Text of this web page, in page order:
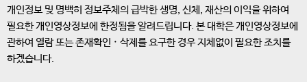
개인정보 및 명백히 정보주체의 급박한 생명, 신체, 재산의 이익을 위하여
필요한 개인영상정보에 한정됨을 알려드립니다. 본 대학은 개인영상정보에
관하여 열람 또는 존재확인 · 삭제를 요구한 경우 지체없이 필요한 조치를
하겠습니다.